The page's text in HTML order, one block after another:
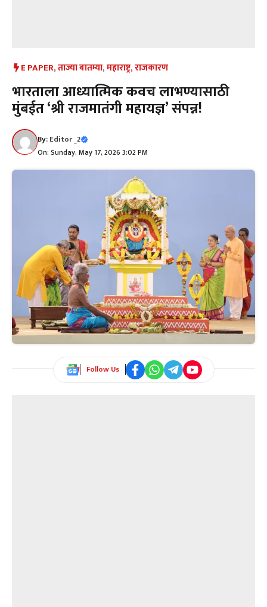
E PAPER,ताज्या बातम्या,महाराष्ट्र,राजकारण
भारताला आध्यात्मिक कवच लाभण्यासाठी
मुंबईत ‘श्री राजमातंगी महायज्ञ’ संपन्न!
By:Editor _2
On: Sunday, May 17, 2026 3:02 PM
Follow Us